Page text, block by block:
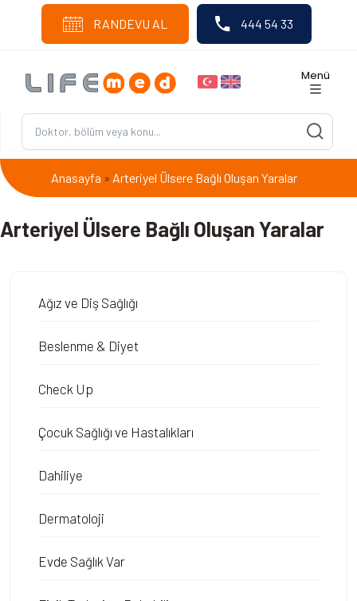
RANDEVU AL 444 54 33
Menü
Arteriyel Ülsere Bağlı Oluşan Yaralar
Anasayfa » Arteriyel Ülsere Bağlı Oluşan Yaralar
Ağız ve Diş Sağlığı
Beslenme & Diyet
Check Up
Çocuk Sağlığı ve Hastalıkları
Dahiliye
Dermatoloji
Evde Sağlık Var